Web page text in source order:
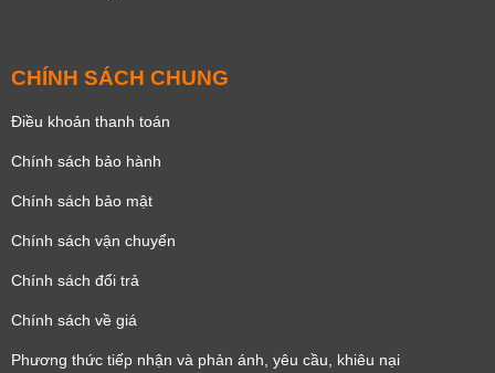
CHÍNH SÁCH CHUNG
Điều khoản thanh toán
Chính sách bảo hành
Chính sách bảo mật
Chính sách vận chuyển
Chính sách đổi trả
Chính sách về giá
Phương thức tiếp nhận và phản ánh, yêu cầu, khiêu nại